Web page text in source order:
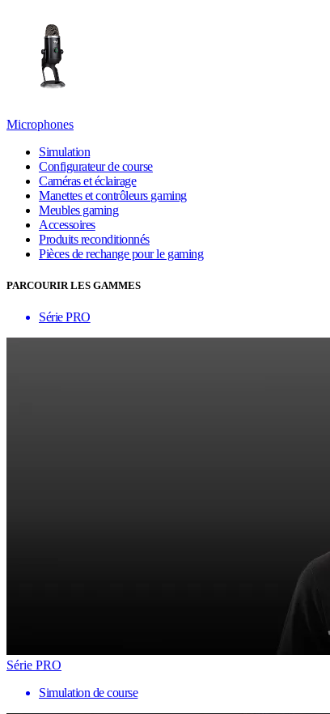
Microphones
Simulation
Configurateur de course
Caméras et éclairage
Manettes et contrôleurs gaming
Meubles gaming
Accessoires
Produits reconditionnés
Pièces de rechange pour le gaming
PARCOURIR LES GAMMES
Série PRO
Série PRO
Simulation de course